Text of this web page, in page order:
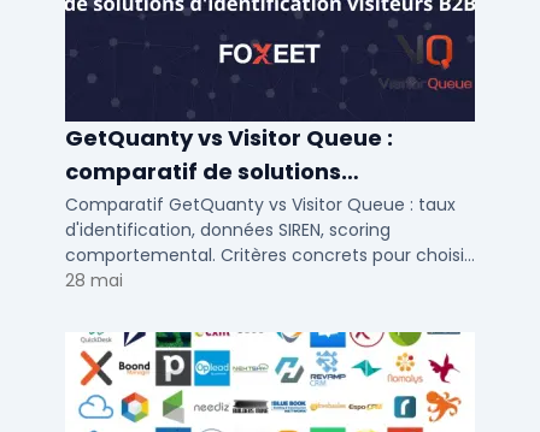
GetQuanty vs Visitor Queue :
comparatif de solutions
d'identification visiteurs B2B
Comparatif GetQuanty vs Visitor Queue : taux
d'identification, données SIREN, scoring
comportemental. Critères concrets pour choisir
votre solution de lead generation B2B en PME et
28 mai